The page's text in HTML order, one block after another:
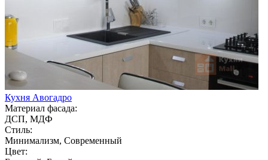
Кухня Авогадро
Материал фасада:
ДСП, МДФ
Стиль:
Минимализм, Современный
Цвет: